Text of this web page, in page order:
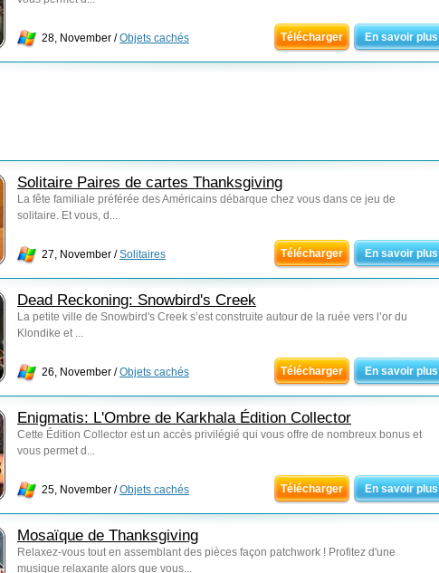
28, November /Objets cachés Télécharger En savoir plus
Solitaire Paires de cartes Thanksgiving
La fête familiale préférée des Américains débarque chez vous dans ce jeu de
solitaire. Et vous, d...
27, November /Solitaires Télécharger En savoir plus
Dead Reckoning: Snowbird's Creek
La petite ville de Snowbird's Creek s’est construite autour de la ruée vers l’or du
Klondike et ...
26, November /Objets cachés Télécharger En savoir plus
Enigmatis: L'Ombre de Karkhala Édition Collector
Cette Édition Collector est un accès privilégié qui vous offre de nombreux bonus et
vous permet d...
25, November /Objets cachés Télécharger En savoir plus
Mosaïque de Thanksgiving
Relaxez-vous tout en assemblant des pièces façon patchwork ! Profitez d'une
musique relaxante alors que vous...